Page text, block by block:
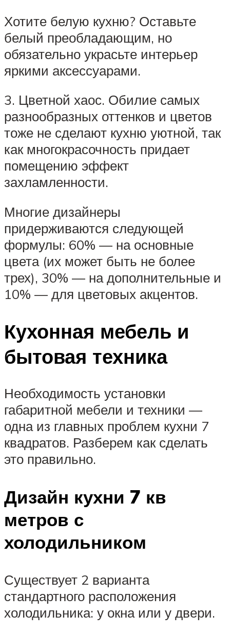
Хотите белую кухню? Оставьте
белый преобладающим, но
обязательно украсьте интерьер
яркими аксессуарами.
3. Цветной хаос. Обилие самых
разнообразных оттенков и цветов
тоже не сделают кухню уютной, так
как многокрасочность придает
помещению эффект
захламленности.
Многие дизайнеры
придерживаются следующей
формулы: 60% — на основные
цвета (их может быть не более
трех), 30% — на дополнительные и
10% — для цветовых акцентов.
Кухонная мебель и
бытовая техника
Необходимость установки
габаритной мебели и техники —
одна из главных проблем кухни 7
квадратов. Разберем как сделать
это правильно.
Дизайн кухни 7 кв
метров с
холодильником
Существует 2 варианта
стандартного расположения
холодильника: у окна или у двери.